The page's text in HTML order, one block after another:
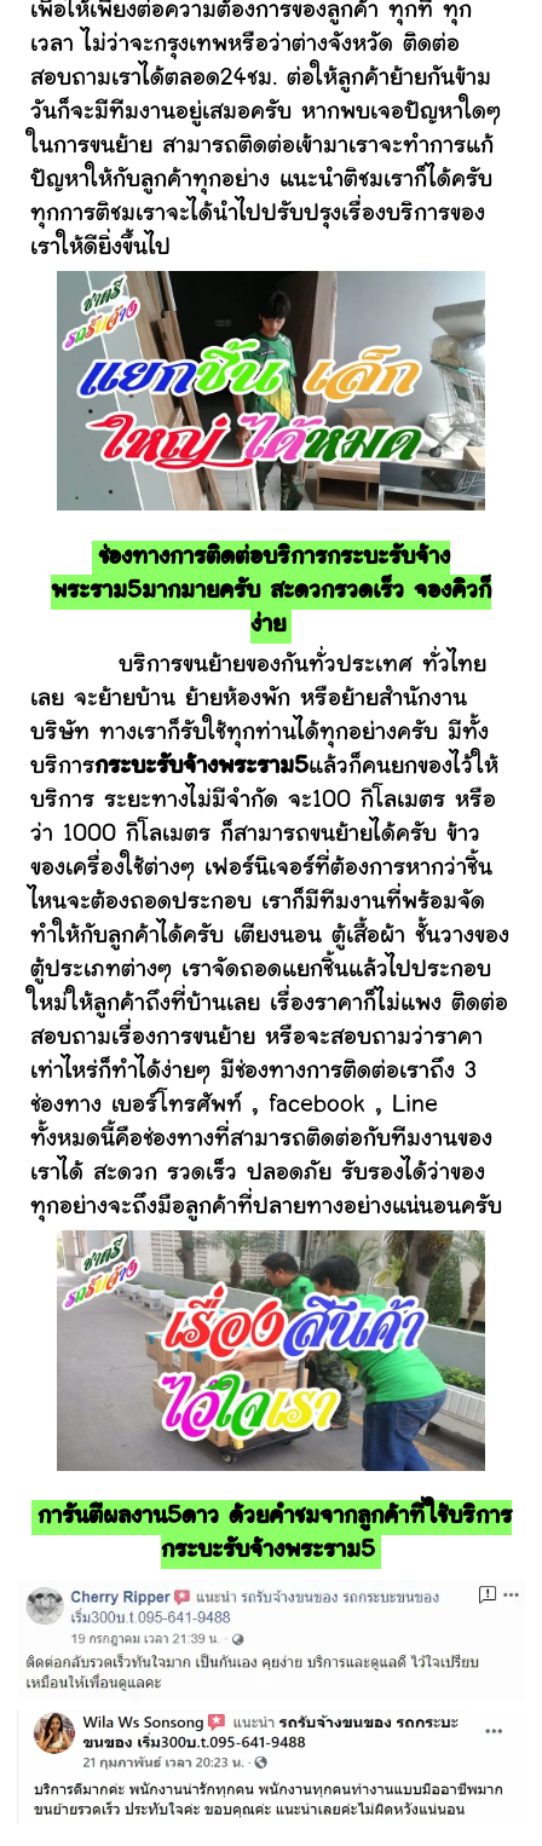
เพื่อให้เพียงต่อความต้องการของลูกค้า ทุกที่ ทุก
เวลา ไม่ว่าจะกรุงเทพหรือว่าต่างจังหวัด ติดต่อ
สอบถามเราได้ตลอด24ชม. ต่อให้ลูกค้าย้ายกันข้าม
วันก็จะมีทีมงานอยู่เสมอครับ หากพบเจอปัญหาใดๆ
ในการขนย้าย สามารถติดต่อเข้ามาเราจะทำการแก้
ปัญหาให้กับลูกค้าทุกอย่าง แนะนำติชมเราก็ได้ครับ
ทุกการติชมเราจะได้นำไปปรับปรุงเรื่องบริการของ
เราให้ดียิ่งขึ้นไป
ช่องทางการติดต่อบริการกระบะรับจ้าง
พระราม5มากมายครับ สะดวกรวดเร็ว จองคิวก็
ง่าย
บริการขนย้ายของกันทั่วประเทศ ทั่วไทย
เลย จะย้ายบ้าน ย้ายห้องพัก หรือย้ายสำนักงาน
บริษัท ทางเราก็รับใช้ทุกท่านได้ทุกอย่างครับ มีทั้ง
บริการกระบะรับจ้างพระราม5แล้วก็คนยกของไว้ให้
บริการ ระยะทางไม่มีจำกัด จะ100 กิโลเมตร หรือ
ว่า 1000 กิโลเมตร ก็สามารถขนย้ายได้ครับ ข้าว
ของเครื่องใช้ต่างๆ เฟอร์นิเจอร์ที่ต้องการหากว่าชิ้น
ไหนจะต้องถอดประกอบ เราก็มีทีมงานที่พร้อมจัด
ทำให้กับลูกค้าได้ครับ เตียงนอน ตู้เสื้อผ้า ชั้นวางของ
ตู้ประเภทต่างๆ เราจัดถอดแยกชิ้นแล้วไปประกอบ
ใหม่ให้ลูกค้าถึงที่บ้านเลย เรื่องราคาก็ไม่แพง ติดต่อ
สอบถามเรื่องการขนย้าย หรือจะสอบถามว่าราคา
เท่าไหร่ก็ทำได้ง่ายๆ มีช่องทางการติดต่อเราถึง 3
ช่องทาง เบอร์โทรศัพท์ , facebook , Line
ทั้งหมดนี้คือช่องทางที่สามารถติดต่อกับทีมงานของ
เราได้ สะดวก รวดเร็ว ปลอดภัย รับรองได้ว่าของ
ทุกอย่างจะถึงมือลูกค้าที่ปลายทางอย่างแน่นอนครับ
การันตีผลงาน5ดาว ด้วยคำชมจากลูกค้าที่ใช้บริการ
กระบะรับจ้างพระราม5